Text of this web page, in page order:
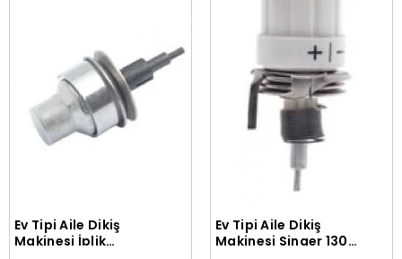
Sepete Ekle
Ev Tipi Aile Dikiş
Makinesi İplik
Sepete Ekle
Ev Tipi Aile Dikiş
Makinesi Singer 1301